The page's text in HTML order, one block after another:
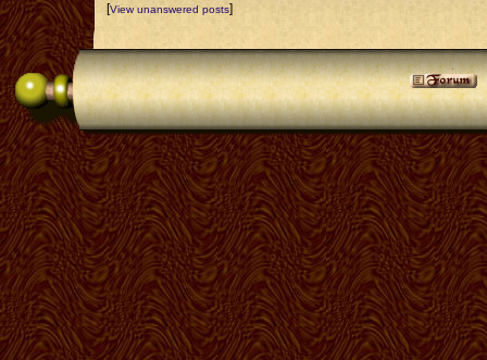
[View unanswered posts]